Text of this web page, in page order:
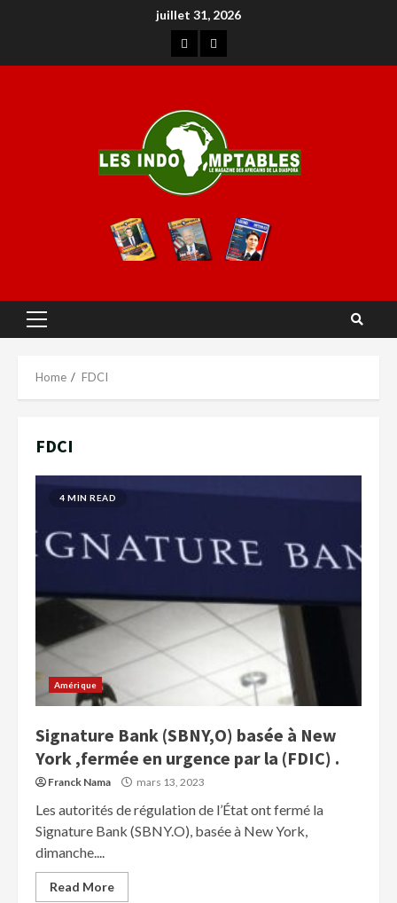
juillet 31, 2026
Home FDCI
FDCI
4 MIN READ
Amérique
Signature Bank (SBNY,O) basée à New
York ,fermée en urgence par la (FDIC) .
Franck Nama mars 13, 2023
Les autorités de régulation de l’État ont fermé la
Signature Bank (SBNY.O), basée à New York,
dimanche....
Read More